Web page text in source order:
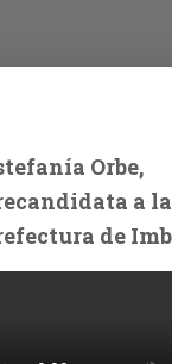
Orbe,
a la
de